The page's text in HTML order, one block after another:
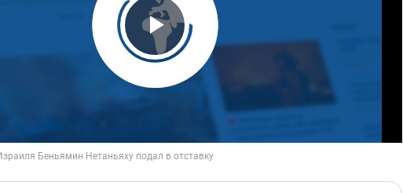
Play Video